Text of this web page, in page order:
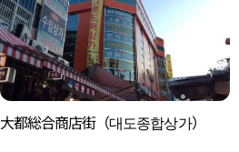
大都総合商店街（대도종합상가）